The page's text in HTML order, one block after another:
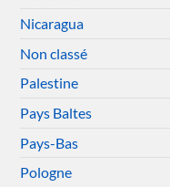
Nicaragua
Non classé
Palestine
Pays Baltes
Pays-Bas
Pologne